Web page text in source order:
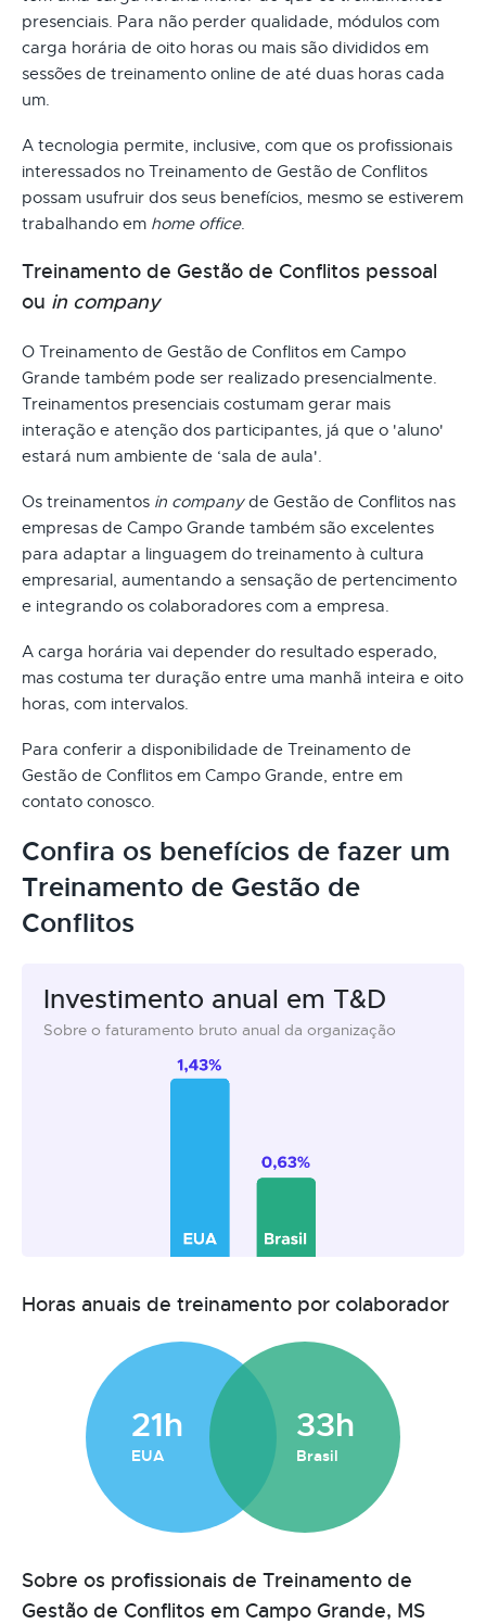
presenciais. Para não perder qualidade, módulos com
carga horária de oito horas ou mais são divididos em
sessões de treinamento online de até duas horas cada
um.
A tecnologia permite, inclusive, com que os profissionais
interessados no Treinamento de Gestão de Conflitos
possam usufruir dos seus benefícios, mesmo se estiverem
trabalhando em home office.
Treinamento de Gestão de Conflitos pessoal
ou in company
O Treinamento de Gestão de Conflitos em Campo
Grande também pode ser realizado presencialmente.
Treinamentos presenciais costumam gerar mais
interação e atenção dos participantes, já que o 'aluno'
estará num ambiente de ‘sala de aula'.
Os treinamentos in companyde Gestão de Conflitos nas
empresas de Campo Grande também são excelentes
para adaptar a linguagem do treinamento à cultura
empresarial, aumentando a sensação de pertencimento
e integrando os colaboradores com a empresa.
A carga horária vai depender do resultado esperado,
mas costuma ter duração entre uma manhã inteira e oito
horas, com intervalos.
Para conferir a disponibilidade de Treinamento de
Gestão de Conflitos em Campo Grande, entre em
contato conosco.
Confira os benefícios de fazer um
Treinamento de Gestão de
Conflitos
Investimento anual em T&D
Sobre o faturamento bruto anual da organização
Horas anuais de treinamento por colaborador
21h
EUA
33h
Brasil
Sobre os profissionais de Treinamento de
Gestão de Conflitos em Campo Grande, MS